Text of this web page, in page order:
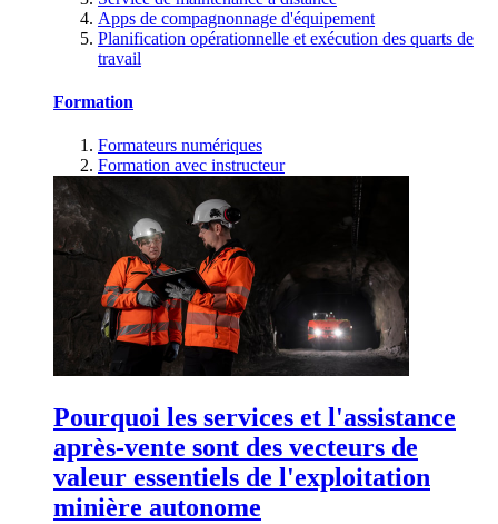
Apps de compagnonnage d'équipement
Planification opérationnelle et exécution des quarts de
travail
Formation
Formateurs numériques
Formation avec instructeur
Pourquoi les services et l'assistance
après-vente sont des vecteurs de
valeur essentiels de l'exploitation
minière autonome